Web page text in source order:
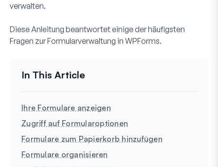
verwalten.
Diese Anleitung beantwortet einige der häufigsten
Fragen zur Formularverwaltung in WPForms.
Ihre Formulare anzeigen
Zugriff auf Formularoptionen
Formulare zum Papierkorb hinzufügen
Formulare organisieren